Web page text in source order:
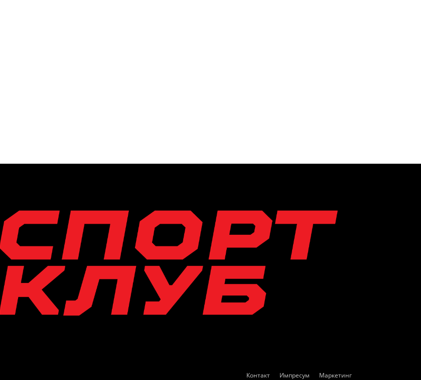
Контакт Импресум Маркетинг